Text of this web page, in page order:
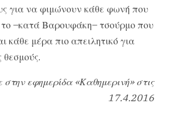
για να φιμώνουν κάθε φωνή που
το –κατά Βαρουφάκη– τσούρμο που
κάθε μέρα πιο απειλητικό για
θεσμούς.
στην εφημερίδα «Καθημερινή» στις
17.4.2016